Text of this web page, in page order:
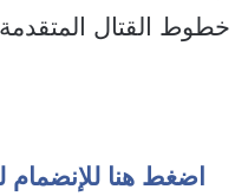
خطوط القتال
اضغط هنا